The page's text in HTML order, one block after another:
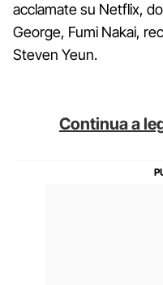
acclamate su Netflix,
George, Fumi Nakai,
Steven Yeun.
Continua a